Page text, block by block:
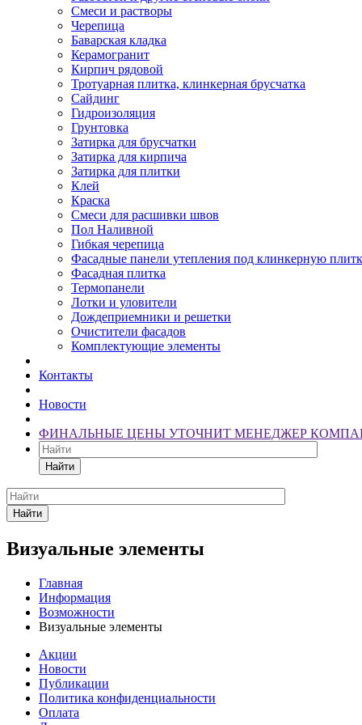
Смеси и растворы
Черепица
Баварская кладка
Керамогранит
Кирпич рядовой
Тротуарная плитка, клинкерная брусчатка
Сайдинг
Гидроизоляция
Грунтовка
Затирка для брусчатки
Затирка для кирпича
Затирка для плитки
Клей
Краска
Смеси для расшивки швов
Пол Наливной
Гибкая черепица
Фасадные панели утепления под клинкерную
Фасадная плитка
Термопанели
Лотки и уловители
Дождеприемники и решетки
Очистители фасадов
Комплектующие элементы
Контакты
Новости
ФИНАЛЬНЫЕ ЦЕНЫ УТОЧНИТ МЕНЕДЖЕР
Найти
Найти
Визуальные элементы
Главная
Информация
Возможности
Визуальные элементы
Акции
Новости
Публикации
Политика конфиденциальности
Оплата